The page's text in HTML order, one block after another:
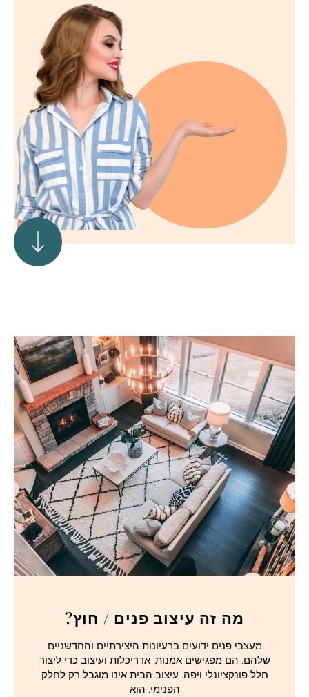
מה זה עיצוב פנים / חוץ?
מעצבי פנים ידועים ברעיונות היצירתיים והחדשניים
שלהם. הם מפגישים אמנות, אדריכלות ועיצוב כדי ליצור
חלל פונקציונלי ויפה. עיצוב הבית אינו מוגבל רק לחלק
הפנימי. הוא